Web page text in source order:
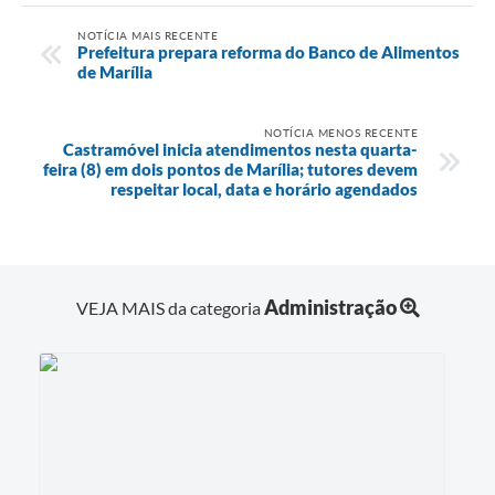
NOTÍCIA MAIS RECENTE
Prefeitura prepara reforma do Banco de Alimentos
de Marília
NOTÍCIA MENOS RECENTE
Castramóvel inicia atendimentos nesta quarta-
feira (8) em dois pontos de Marília; tutores devem
respeitar local, data e horário agendados
VEJA MAIS da categoriaAdministração